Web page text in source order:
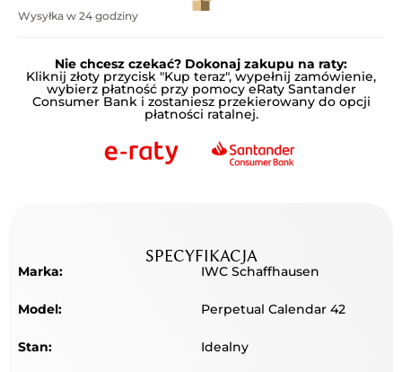
Wysyłka w 24 godziny
Nie chcesz czekać? Dokonaj zakupu na raty:
Kliknij złoty przycisk "Kup teraz", wypełnij zamówienie,
wybierz płatność przy pomocy eRaty Santander
Consumer Bank i zostaniesz przekierowany do opcji
płatności ratalnej.
SPECYFIKACJA
Marka: IWC Schaffhausen
Model: Perpetual Calendar 42
Stan: Idealny